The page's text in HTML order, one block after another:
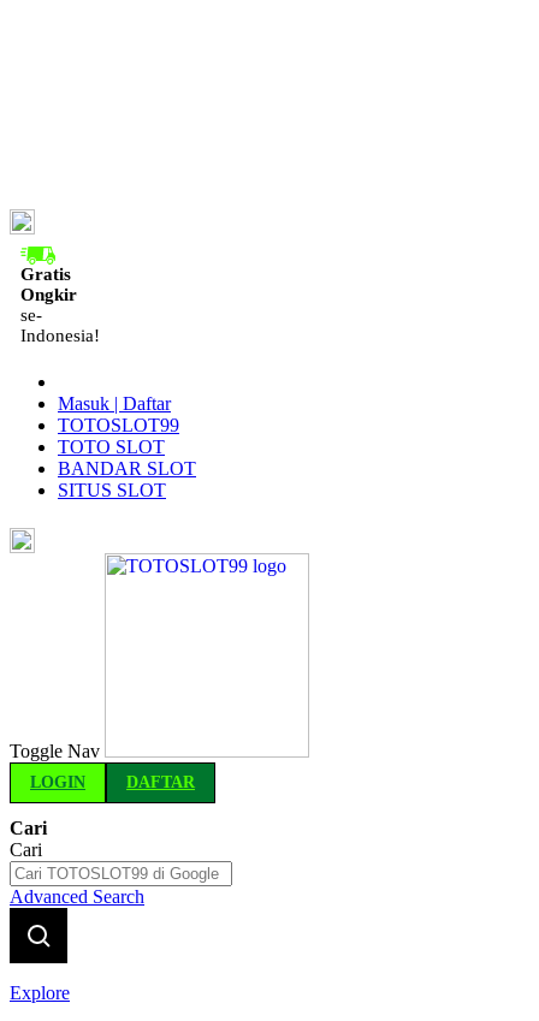
Gratis
Ongkir
se-
Indonesia!
Masuk | Daftar
TOTOSLOT99
TOTO SLOT
BANDAR SLOT
SITUS SLOT
Toggle Nav
LOGIN DAFTAR
Cari
Cari
Advanced Search
Explore